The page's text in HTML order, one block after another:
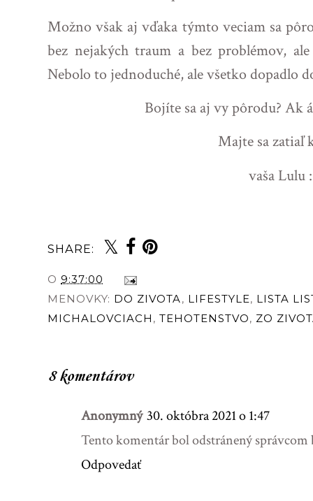
Možno však aj vďaka týmto veciam sa
bez nejakých traum a bez problémov,
Nebolo to jednoduché, ale všetko dopadlo
Bojíte sa aj vy pôrodu? Ak
Majte sa zatiaľ
vaša Lulu
SHARE:
O 9:37:00
MENOVKY: DO ZIVOTA, LIFESTYLE, LISTA
MICHALOVCIACH , TEHOTENSTVO, ZO
8 komentárov
Anonymný 30. októbra 2021 o 1:47
Tento komentár bol odstránený správcom
Odpovedať